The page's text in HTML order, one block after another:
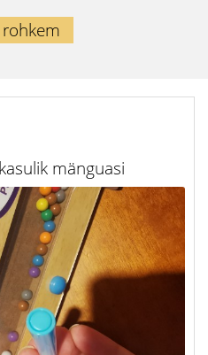
mänguasi